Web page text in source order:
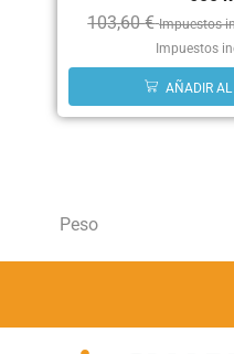
103,60€ Impuestos
Impuestos
AÑADIR AL
Peso